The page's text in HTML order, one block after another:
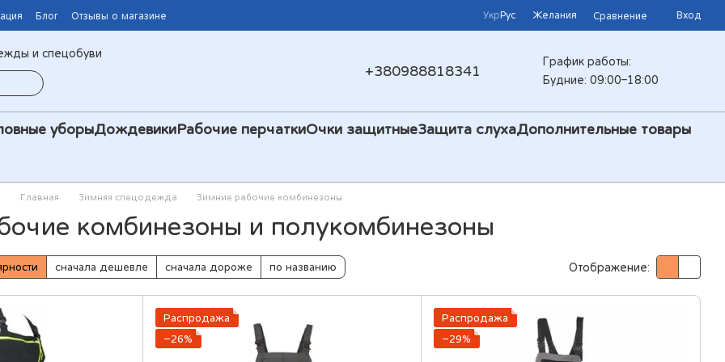
Блог Отзывы о магазине УкрРус Желания Сравнение Вход
и спецобуви
+380988818341
График работы:
Будние: 09:00–18:00
уборыДождевикиРабочие перчаткиОчки защитныеЗащита слухаДополнительные товары
Главная Зимняя спецодежда Зимние рабочие комбинезоны
комбинезоны и полукомбинезоны
сначала дешевле сначала дороже по названию Отображение:
Распродажа
−26%
Распродажа
−29%